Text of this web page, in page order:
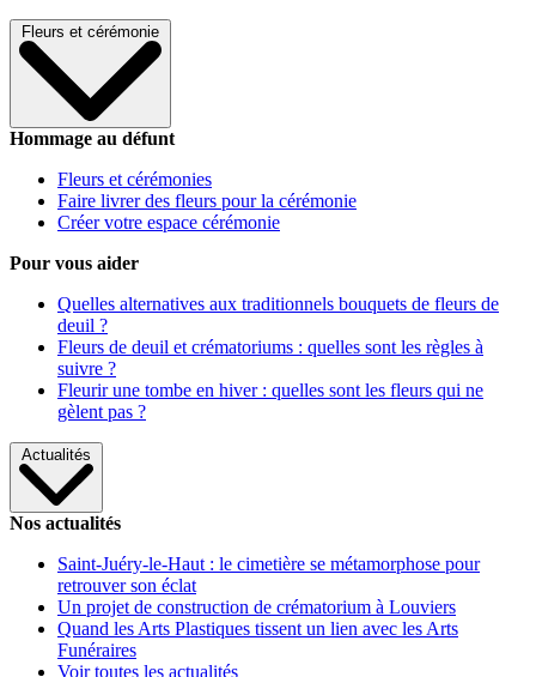
Fleurs et cérémonie
Hommage au défunt
Fleurs et cérémonies
Faire livrer des fleurs pour la cérémonie
Créer votre espace cérémonie
Pour vous aider
Quelles alternatives aux traditionnels bouquets de fleurs de
deuil ?
Fleurs de deuil et crématoriums : quelles sont les règles à
suivre ?
Fleurir une tombe en hiver : quelles sont les fleurs qui ne
gèlent pas ?
Actualités
Nos actualités
Saint-Juéry-le-Haut : le cimetière se métamorphose pour
retrouver son éclat
Un projet de construction de crématorium à Louviers
Quand les Arts Plastiques tissent un lien avec les Arts
Funéraires
Voir toutes les actualités